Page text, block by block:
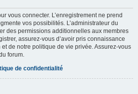
vous connecter. L’enregistrement ne prend
vos possibilités. L’administrateur du
des permissions additionnelles aux membres
assurez-vous d’avoir pris connaissance
de notre politique de vie privée. Assurez-vous
forum.
de confidentialité